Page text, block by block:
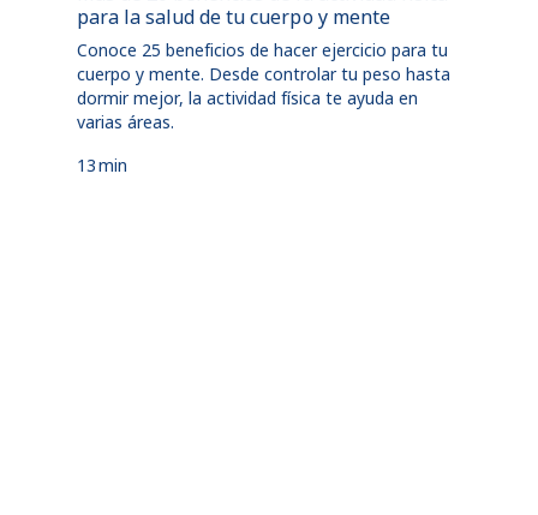
para la salud de tu cuerpo y mente
Conoce 25 beneficios de hacer ejercicio para tu
cuerpo y mente. Desde controlar tu peso hasta
dormir mejor, la actividad física te ayuda en
varias áreas.
13min